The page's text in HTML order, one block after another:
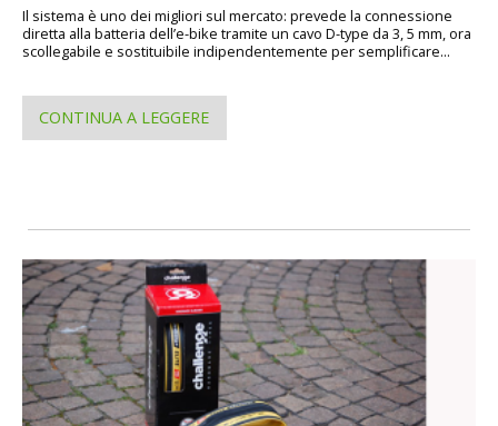
Il sistema è uno dei migliori sul mercato: prevede la connessione
diretta alla batteria dell’e-bike tramite un cavo D-type da 3, 5 mm, ora
scollegabile e sostituibile indipendentemente per semplificare...
CONTINUA A LEGGERE